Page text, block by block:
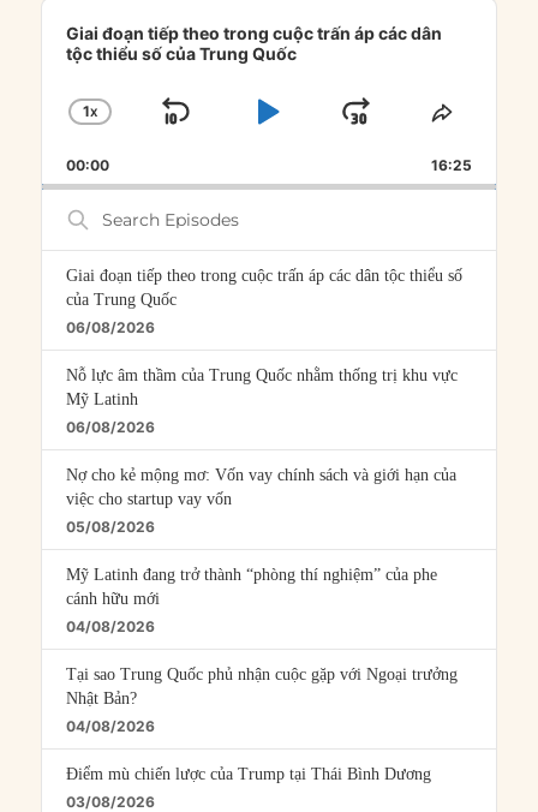
Audio
Player
Giai đoạn tiếp theo trong cuộc trấn áp các dân
tộc thiểu số của Trung Quốc
CHANGE
RATE
1X
SKIP
PLAYJUMP
FORWARD
SHARE
00:00 16:25
Search
Episodes
Giai đoạn tiếp theo trong cuộc trấn áp các dân tộc thiểu số
của Trung Quốc
06/08/2026
Nỗ lực âm thầm của Trung Quốc nhằm thống trị khu vực
Mỹ Latinh
06/08/2026
Nợ cho kẻ mộng mơ: Vốn vay chính sách và giới hạn của
việc cho startup vay vốn
05/08/2026
Mỹ Latinh đang trở thành “phòng thí nghiệm” của phe
cánh hữu mới
04/08/2026
Tại sao Trung Quốc phủ nhận cuộc gặp với Ngoại trưởng
Nhật Bản?
04/08/2026
Điểm mù chiến lược của Trump tại Thái Bình Dương
03/08/2026